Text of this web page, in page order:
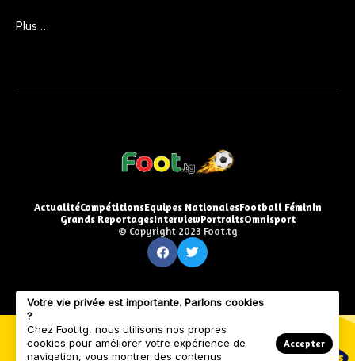
Plus …
ActualitéCompétitionsEquipes NationalesFootball Féminin
Grands ReportagesInterviewPortraitsOmnisport
© Copyright 2023 Foot.tg
Votre vie privée est importante. Parlons cookies
?
Chez Foot.tg, nous utilisons nos propres
cookies pour améliorer votre expérience de
navigation, vous montrer des contenus
Accepter